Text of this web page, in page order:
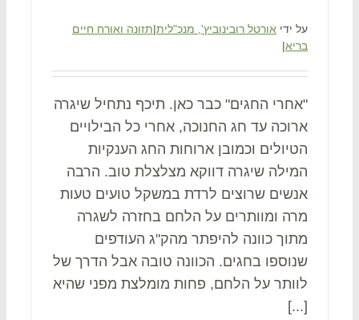
אורטל רובינוביץ', מנכ"לית תזונה ואורח חיים
"אחרי החגים" כבר כאן. תיכף נתחיל שיגרה
ארוכה עד חג החנוכה, אחרי כל הבילויים
הטיולים וכמובן ארוחות החג הענקיות
המילה שיגרה דווקא מצלצלת טוב. הרבה
אנשים שרוצים לרדת במשקל טועים טעות
מרה ומוותרים על הלחם בחזרה לשגרה
מתוך כוונה להיפתר מהק"ג העודפים
שנוספו בחגים. הכוונה טובה אבל הדרך של
לוותר על הלחם, פחות מומלצת מפני שהיא